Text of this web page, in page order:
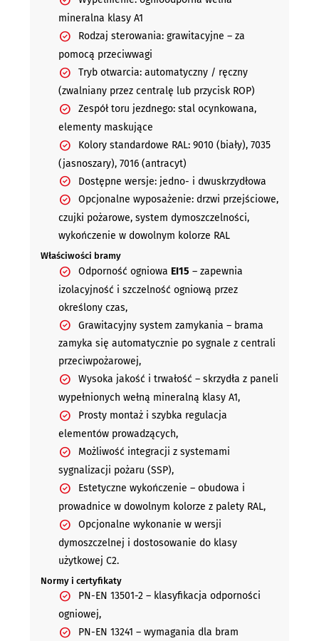
mineralna klasy A1
Rodzaj sterowania: grawitacyjne – za
pomocą przeciwwagi
Tryb otwarcia: automatyczny / ręczny
(zwalniany przez centralę lub przycisk ROP)
Zespół toru jezdnego: stal ocynkowana,
elementy maskujące
Kolory standardowe RAL: 9010 (biały), 7035
(jasnoszary), 7016 (antracyt)
Dostępne wersje: jedno- i dwuskrzydłowa
Opcjonalne wyposażenie: drzwi przejściowe,
czujki pożarowe, system dymoszczelności,
wykończenie w dowolnym kolorze RAL
Właściwości bramy
Odporność ogniowa EI15 – zapewnia
izolacyjność i szczelność ogniową przez
określony czas,
Grawitacyjny system zamykania – brama
zamyka się automatycznie po sygnale z centrali
przeciwpożarowej,
Wysoka jakość i trwałość – skrzydła z paneli
wypełnionych wełną mineralną klasy A1,
Prosty montaż i szybka regulacja
elementów prowadzących,
Możliwość integracji z systemami
sygnalizacji pożaru (SSP),
Estetyczne wykończenie – obudowa i
prowadnice w dowolnym kolorze z palety RAL,
Opcjonalne wykonanie w wersji
dymoszczelnej i dostosowanie do klasy
użytkowej C2.
Normy i certyfikaty
PN-EN 13501-2 – klasyfikacja odporności
ogniowej,
PN-EN 13241 – wymagania dla bram